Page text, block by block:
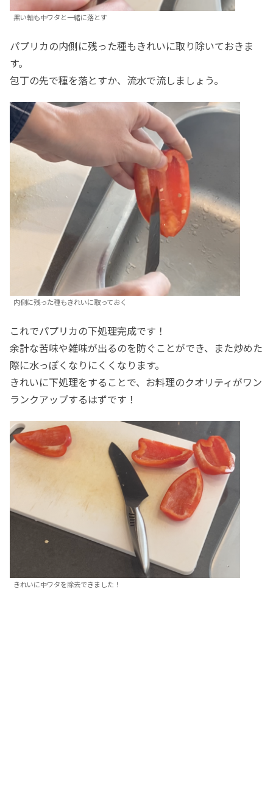
黒い軸も中ワタと一緒に落とす
パプリカの内側に残った種もきれいに取り除いておきま
す。
包丁の先で種を落とすか、流水で流しましょう。
内側に残った種もきれいに取っておく
これでパプリカの下処理完成です！
余計な苦味や雑味が出るのを防ぐことができ、また炒めた
際に水っぽくなりにくくなります。
きれいに下処理をすることで、お料理のクオリティがワン
ランクアップするはずです！
きれいに中ワタを除去できました！